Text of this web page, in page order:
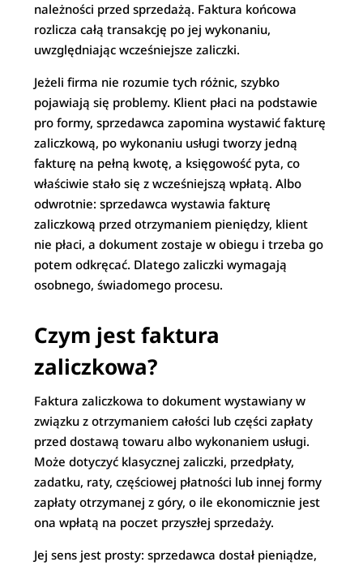
należności przed sprzedażą. Faktura końcowa
rozlicza całą transakcję po jej wykonaniu,
uwzględniając wcześniejsze zaliczki.
Jeżeli firma nie rozumie tych różnic, szybko
pojawiają się problemy. Klient płaci na podstawie
pro formy, sprzedawca zapomina wystawić fakturę
zaliczkową, po wykonaniu usługi tworzy jedną
fakturę na pełną kwotę, a księgowość pyta, co
właściwie stało się z wcześniejszą wpłatą. Albo
odwrotnie: sprzedawca wystawia fakturę
zaliczkową przed otrzymaniem pieniędzy, klient
nie płaci, a dokument zostaje w obiegu i trzeba go
potem odkręcać. Dlatego zaliczki wymagają
osobnego, świadomego procesu.
Czym jest faktura
zaliczkowa?
Faktura zaliczkowa to dokument wystawiany w
związku z otrzymaniem całości lub części zapłaty
przed dostawą towaru albo wykonaniem usługi.
Może dotyczyć klasycznej zaliczki, przedpłaty,
zadatku, raty, częściowej płatności lub innej formy
zapłaty otrzymanej z góry, o ile ekonomicznie jest
ona wpłatą na poczet przyszłej sprzedaży.
Jej sens jest prosty: sprzedawca dostał pieniądze,